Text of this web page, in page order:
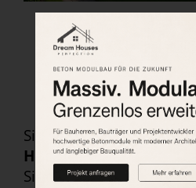
Tiny Houses in
kaufen –
stilvoll
Sie fragen sich:Was
House?BeiTiny Haus
Sie
transparente Preise